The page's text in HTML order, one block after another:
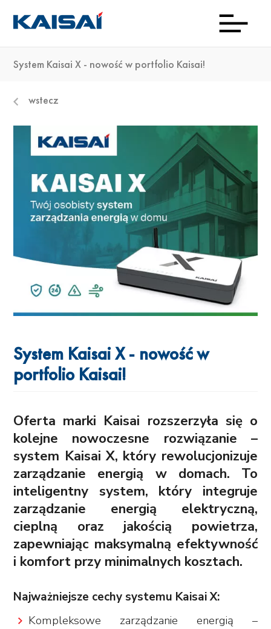
23
System Kaisai X - nowość w portfolio Kaisai!
wstecz
System Kaisai X - nowość w
portfolio Kaisai!
Oferta marki Kaisai rozszerzyła się o
kolejne nowoczesne rozwiązanie –
system Kaisai X, który rewolucjonizuje
zarządzanie energią w domach. To
inteligentny system, który integruje
zarządzanie energią elektryczną,
cieplną oraz jakością powietrza,
zapewniając maksymalną efektywność
i komfort przy minimalnych kosztach.
Najważniejsze cechy systemu Kaisai X:
Kompleksowe zarządzanie energią –